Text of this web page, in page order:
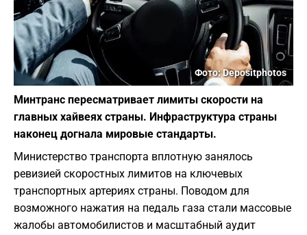
Фото: Depositphotos
Минтранс пересматривает лимиты скорости на
главных хайвеях страны. Инфраструктура страны
наконец догнала мировые стандарты.
Министерство транспорта вплотную занялось
ревизией скоростных лимитов на ключевых
транспортных артериях страны. Поводом для
возможного нажатия на педаль газа стали массовые
жалобы автомобилистов и масштабный аудит